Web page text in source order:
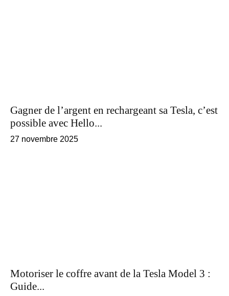
Gagner de l’argent en rechargeant sa Tesla, c’est
possible avec Hello...
27 novembre 2025
Motoriser le coffre avant de la Tesla Model 3 :
Guide...